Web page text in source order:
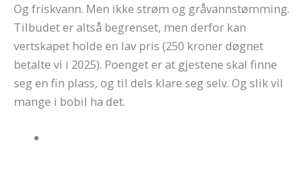
Og friskvann. Men ikke strøm og gråvannstømming.
Tilbudet er altså begrenset, men derfor kan
vertskapet holde en lav pris (250 kroner døgnet
betalte vi i 2025). Poenget er at gjestene skal finne
seg en fin plass, og til dels klare seg selv. Og slik vil
mange i bobil ha det.